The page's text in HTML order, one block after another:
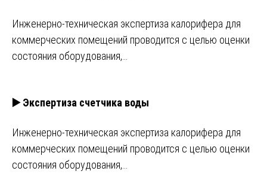
Инженерно-техническая экспертиза калорифера для
коммерческих помещений проводится с целью оценки
состояния оборудования,…
▶️ Экспертиза счетчика воды
Инженерно-техническая экспертиза калорифера для
коммерческих помещений проводится с целью оценки
состояния оборудования,…